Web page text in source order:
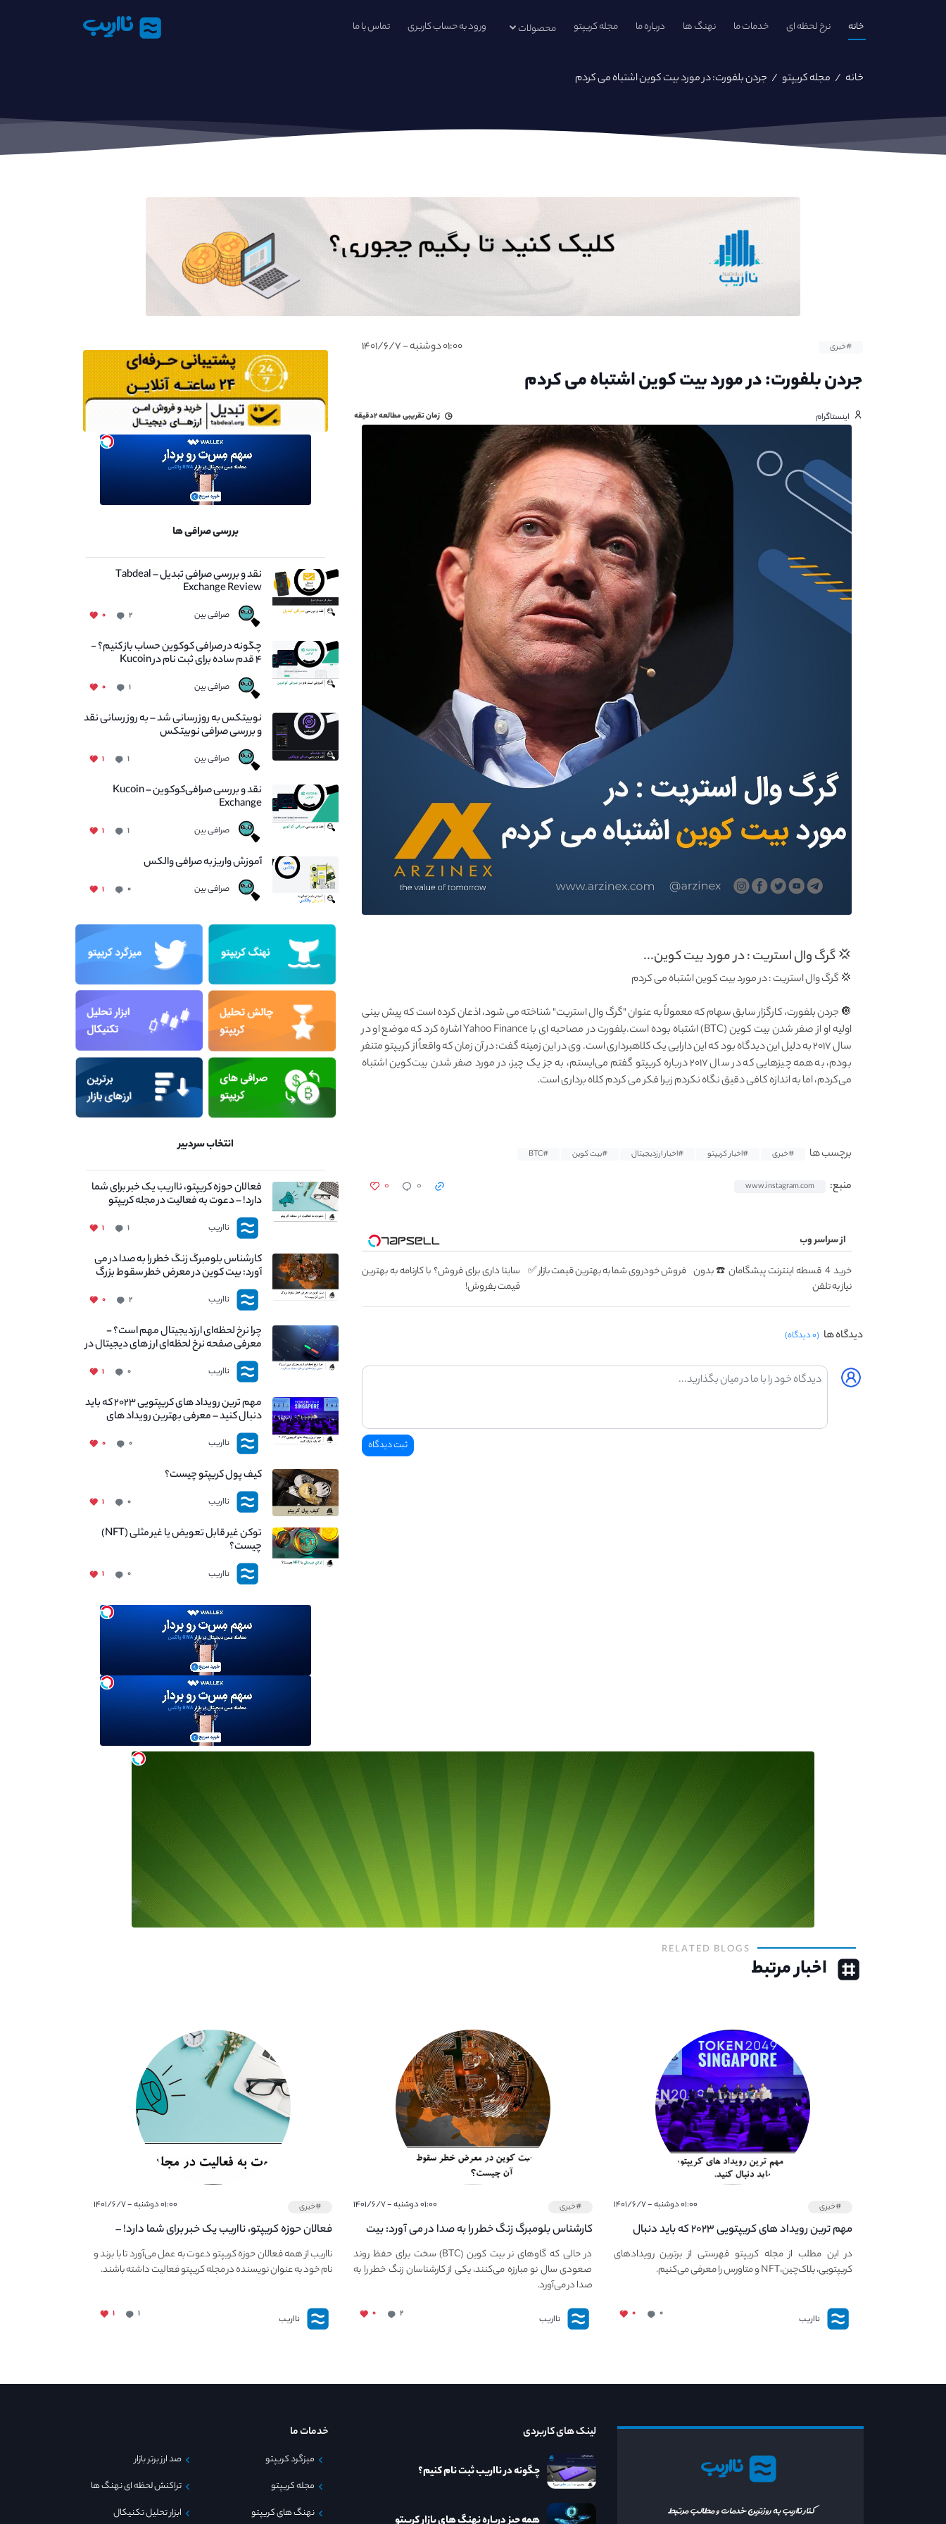
خانه نرخ لحظه ای خدمات ما نهنگ ها درباره ما مجله کریپتو محصولات ورود به حساب کاربری تماس با ما نااریب
خانه / مجله کریپتو / جردن بلفورت: در مورد بیت کوین اشتباه می کردم
#خبری ۰۱:۰۰ دوشنبه - ۱۴۰۱/۶/۷
جردن بلفورت: در مورد بیت کوین اشتباه می کردم
اینستاگرام زمان تقریبی مطالعه۲دقیقه
💢 گرگ وال استریت : در مورد بیت کوین...
💢 گرگ وال استریت : در مورد بیت کوین اشتباه می کردم
🔘 جردن بلفورت، کارگزار سابق سهام که معمولاً به عنوان "گرگ وال استریت" شناخته می شود، اذعان کرده است که پیش بینی
اولیه او از صفر شدن بیت کوین (BTC) اشتباه بوده است.بلفورت در مصاحبه ای با Yahoo Finance اشاره کرد که موضع او در
سال ۲۰۱۷ به دلیل این دیدگاه بود که این دارایی یک کلاهبرداری است. وی در این زمینه گفت: در آن زمان که واقعاً از کریپتو متنفر
بودم، به همه چیزهایی که در سال ۲۰۱۷ درباره کریپتو گفتم می‌ایستم، به جز یک چیز، در مورد صفر شدن بیت‌کوین اشتباه
می‌کردم، اما به اندازه کافی دقیق نگاه نکردم زیرا فکر می کردم کلاه برداری است.
برچسب ها #خبری #اخبار کریپتو #اخبار ارزدیجیتال #بیت کوین #BTC
منبع: www.instagram.com ۰ ۰
از سراسر وب
خرید 4 قسطه اینترنت پیشگامان ☎️ بدون
نیاز به تلفن
فروش خودروی شما به بهترین قیمت بازار ✅ ساینا داری برای فروش؟ با کارنامه به بهترین
قیمت بفروش!
دیدگاه ها (۰ دیدگاه)
بررسی صرافی ها
نقد و بررسی صرافی تبدیل – Tabdeal
Exchange Review
صرافی بین ۲ ۰
چگونه در صرافی کوکوین حساب باز کنیم؟ -
۴ قدم ساده برای ثبت نام در Kucoin
صرافی بین ۱ ۰
نوبیتکس به روزرسانی شد – به روز رسانی نقد
و بررسی صرافی نوبیتکس
صرافی بین ۱ ۱
نقد و بررسی صرافی‌کوکوین – Kucoin
Exchange
صرافی بین ۱ ۱
آموزش واریز به صرافی والکس
صرافی بین ۰ ۱
انتخاب سردبیر
فعالان حوزه کریپتو، نااریب یک خبر برای شما
دارد! – دعوت به فعالیت در مجله کریپتو
نااریب ۱ ۱
کارشناس بلومبرگ زنگ خطر را به صدا در می
آورد: بیت کوین در معرض خطر سقوط بزرگ
است - دلیل آن چیست؟
نااریب ۲ ۰
چرا نرخ لحظه‌ای ارزدیجیتال مهم است؟ -
معرفی صفحه نرخ لحظه‌ای ارز های دیجیتال در
نااریب
نااریب ۰ ۱
مهم ترین رویداد های کریپتویی ۲۰۲۳ که باید
دنبال کنید – معرفی بهترین رویداد های
جهانی
نااریب ۰ ۰
کیف پول کریپتو چیست؟
نااریب ۰ ۱
توکن غیر قابل تعویض یا غیر مثلی (NFT)
چیست؟
نااریب ۰ ۱
RELATED BLOGS
اخبار مرتبط
#خبری ۰۱:۰۰ دوشنبه - ۱۴۰۱/۶/۷
مهم ترین رویداد های کریپتویی ۲۰۲۳ که باید دنبال
کنید – معرفی بهترین رویداد های جهانی
در این مطلب از مجله کریپتو فهرستی از برترین رویدادهای
کریپتویی، بلاک‌چین،NFT و متاورس را معرفی می‌کنیم.
نااریب ۰ ۰
#خبری ۰۱:۰۰ دوشنبه - ۱۴۰۱/۶/۷
کارشناس بلومبرگ زنگ خطر را به صدا در می آورد: بیت
کوین در معرض خطر سقوط بزرگ است - دلیل آن
چیست؟
در حالی که گاوهای نر بیت کوین (BTC) سخت برای حفظ روند
صعودی سال نو مبارزه می‌کنند، یکی از کارشناسان زنگ خطر را به
صدا در می‌آورد.
نااریب ۲ ۰
#خبری ۰۱:۰۰ دوشنبه - ۱۴۰۱/۶/۷
فعالان حوزه کریپتو، نااریب یک خبر برای شما دارد! –
دعوت به فعالیت در مجله کریپتو
نااریب از همه فعالان حوزه کریپتو دعوت به عمل می‌آورد تا با برند و
نام خود به عنوان نویسنده در مجله کریپتو فعالیت داشته باشند.
نااریب ۱ ۱
نااریب
کنار نااریب به روزترین خدمات و مطالب مرتبط
لینک های کاربردی
چگونه در نااریب ثبت نام کنیم؟
خدمات ما
میزگرد کریپتو
مجله کریپتو
نهنگ های کریپتو
صد ارز برتر بازار
تراکنش لحظه ای نهنگ ها
ابزار تحلیل تکنیکال